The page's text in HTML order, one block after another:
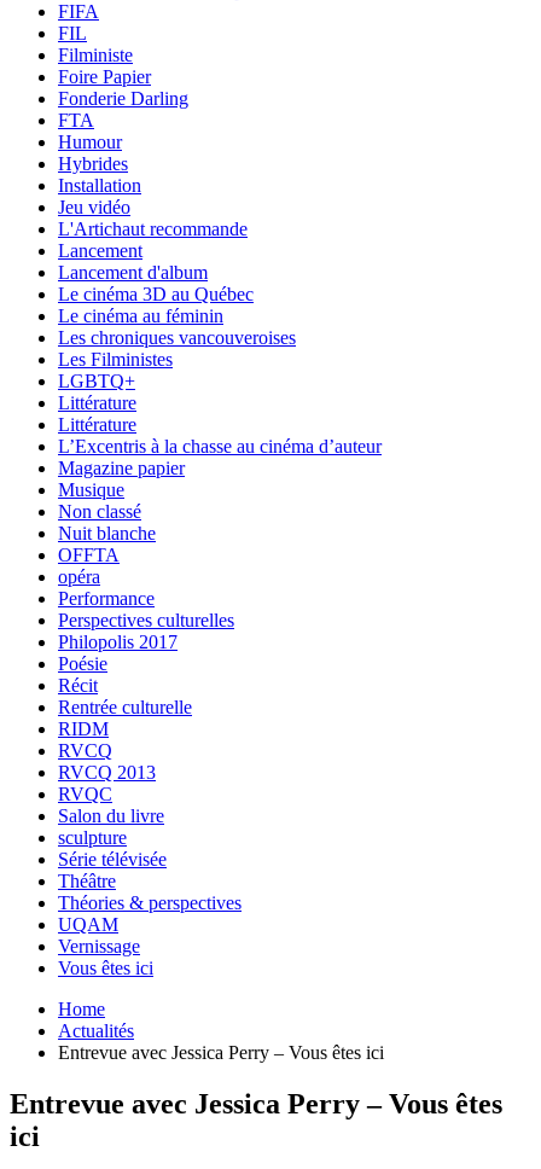
FIFA
FIL
Filministe
Foire Papier
Fonderie Darling
FTA
Humour
Hybrides
Installation
Jeu vidéo
L'Artichaut recommande
Lancement
Lancement d'album
Le cinéma 3D au Québec
Le cinéma au féminin
Les chroniques vancouveroises
Les Filministes
LGBTQ+
Littérature
Littérature
L’Excentris à la chasse au cinéma d’auteur
Magazine papier
Musique
Non classé
Nuit blanche
OFFTA
opéra
Performance
Perspectives culturelles
Philopolis 2017
Poésie
Récit
Rentrée culturelle
RIDM
RVCQ
RVCQ 2013
RVQC
Salon du livre
sculpture
Série télévisée
Théâtre
Théories & perspectives
UQAM
Vernissage
Vous êtes ici
Home
Actualités
Entrevue avec Jessica Perry – Vous êtes ici
Entrevue avec Jessica Perry – Vous êtes
ici